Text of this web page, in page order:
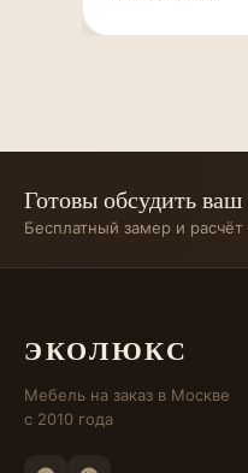
Готовы обсудить ваш
Бесплатный замер и
ЭКОЛЮКС
Мебель на заказ в Москве
с 2010 года